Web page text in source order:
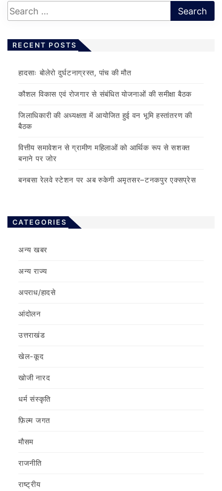
RECENT POSTS
हादसाः बोलेरो दुर्घटनाग्रस्त, पांच की मौत
कौशल विकास एवं रोजगार से संबंधित योजनाओं की समीक्षा बैठक
जिलाधिकारी की अध्यक्षता में आयोजित हुई वन भूमि हस्तांतरण की
बैठक
वित्तीय समावेशन से ग्रामीण महिलाओं को आर्थिक रूप से सशक्त
बनाने पर जोर
बनबसा रेलवे स्टेशन पर अब रुकेगी अमृतसर–टनकपुर एक्सप्रेस
CATEGORIES
अन्य खबर
अन्य राज्य
अपराध/हादसे
आंदोलन
उत्तराखंड
खेल-कूद
खोजी नारद
धर्म संस्कृति
फ़िल्‍म जगत
मौसम
राजनीति
राष्ट्रीय